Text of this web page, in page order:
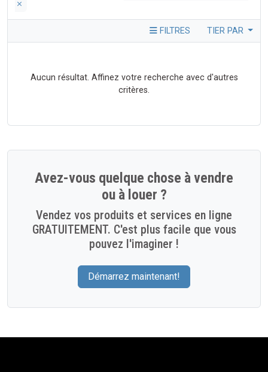
FILTRES TIER PAR
Aucun résultat. Affinez votre recherche avec d'autres
critères.
Avez-vous quelque chose à vendre
ou à louer ?
Vendez vos produits et services en ligne
GRATUITEMENT. C'est plus facile que vous
pouvez l'imaginer !
Démarrez maintenant!